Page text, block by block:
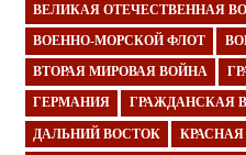
ВЕЛИКАЯ ОТЕЧЕСТВЕННАЯ
ВОЕННО-МОРСКОЙ ФЛОТ
ВТОРАЯ МИРОВАЯ ВОЙНА
ГЕРМАНИЯ ГРАЖДАНСКАЯ
ДАЛЬНИЙ ВОСТОК